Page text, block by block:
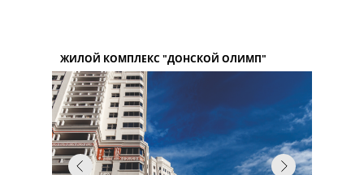
ЖИЛОЙ КОМПЛЕКС "ДОНСКОЙ ОЛИМП"